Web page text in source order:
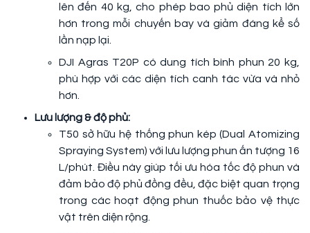
lên đến 40 kg, cho phép bao phủ diện tích lớn
hơn trong mỗi chuyến bay và giảm đáng kể số
lần nạp lại.
DJI Agras T20P có dung tích bình phun 20 kg,
phù hợp với các diện tích canh tác vừa và nhỏ
hơn.
Lưu lượng & độ phủ:
T50 sở hữu hệ thống phun kép (Dual Atomizing
Spraying System) với lưu lượng phun ấn tượng 16
L/phút. Điều này giúp tối ưu hóa tốc độ phun và
đảm bảo độ phủ đồng đều, đặc biệt quan trọng
trong các hoạt động phun thuốc bảo vệ thực
vật trên diện rộng.